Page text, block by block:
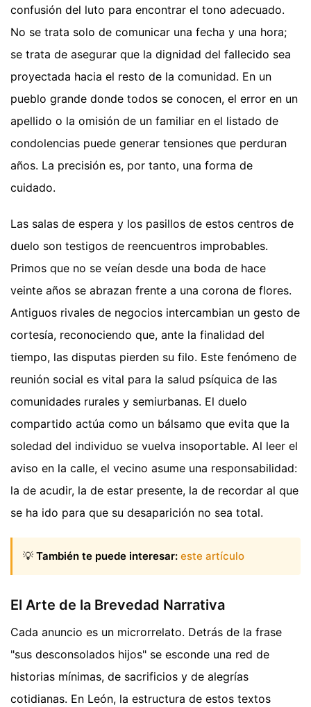
confusión del luto para encontrar el tono adecuado.
No se trata solo de comunicar una fecha y una hora;
se trata de asegurar que la dignidad del fallecido sea
proyectada hacia el resto de la comunidad. En un
pueblo grande donde todos se conocen, el error en un
apellido o la omisión de un familiar en el listado de
condolencias puede generar tensiones que perduran
años. La precisión es, por tanto, una forma de
cuidado.
Las salas de espera y los pasillos de estos centros de
duelo son testigos de reencuentros improbables.
Primos que no se veían desde una boda de hace
veinte años se abrazan frente a una corona de flores.
Antiguos rivales de negocios intercambian un gesto de
cortesía, reconociendo que, ante la finalidad del
tiempo, las disputas pierden su filo. Este fenómeno de
reunión social es vital para la salud psíquica de las
comunidades rurales y semiurbanas. El duelo
compartido actúa como un bálsamo que evita que la
soledad del individuo se vuelva insoportable. Al leer el
aviso en la calle, el vecino asume una responsabilidad:
la de acudir, la de estar presente, la de recordar al que
se ha ido para que su desaparición no sea total.
💡 También te puede interesar: este artículo
El Arte de la Brevedad Narrativa
Cada anuncio es un microrrelato. Detrás de la frase
"sus desconsolados hijos" se esconde una red de
historias mínimas, de sacrificios y de alegrías
cotidianas. En León, la estructura de estos textos